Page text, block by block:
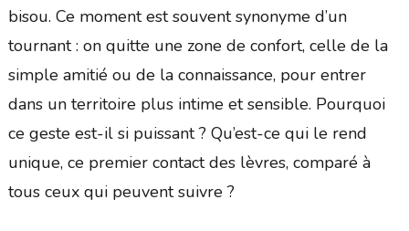
bisou. Ce moment est souvent synonyme d’un
tournant : on quitte une zone de confort, celle de la
simple amitié ou de la connaissance, pour entrer
dans un territoire plus intime et sensible. Pourquoi
ce geste est-il si puissant ? Qu’est-ce qui le rend
unique, ce premier contact des lèvres, comparé à
tous ceux qui peuvent suivre ?